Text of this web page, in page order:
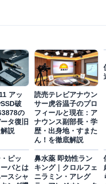
アッ
破
の
タ復旧
説
読売テレビアナウン
サー虎谷温子のプロ
フィールと現在：ア
ナウンス副部長・学
歴・出身地・すまた
ん！を徹底解説
ピッ
バとは
スシャ
鼻水薬 即効性ラン
キング｜クロルフェ
ニラミン・アレグ